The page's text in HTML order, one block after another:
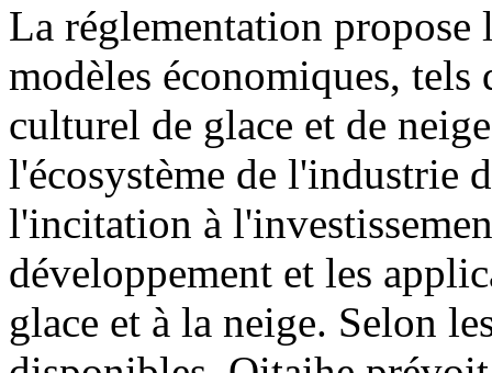
La réglementation propose
modèles économiques,
culturel de glace et de
l'écosystème de l'industrie
l'incitation à
développement et les
glace et à la neige. Selon